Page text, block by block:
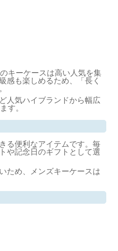
キーケースは高い人気を集
感も楽しめるため、「長く
人気ハイブランドから幅広
す。
る便利なアイテムです。毎
や記念日のギフトとして選
ため、メンズキーケースは